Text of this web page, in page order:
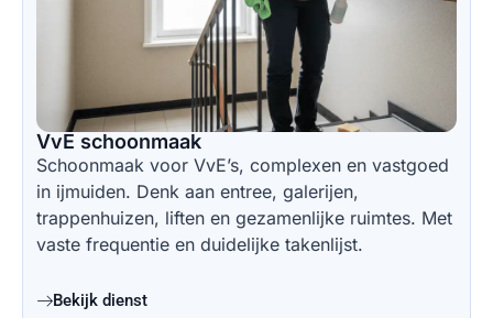
VvE schoonmaak
Schoonmaak voor VvE’s, complexen en vastgoed
in ijmuiden. Denk aan entree, galerijen,
trappenhuizen, liften en gezamenlijke ruimtes. Met
vaste frequentie en duidelijke takenlijst.
Bekijk dienst